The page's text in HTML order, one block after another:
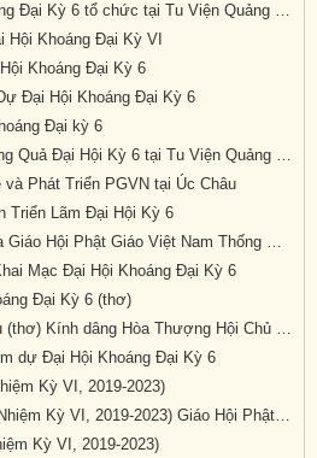
Băng Rôn Đại Hội Khoáng Đại Kỳ 6 tổ chức tại Tu Viện Quảng Đức từ ngày 20 đến 22 tháng 9 năm 2019
Khoáng Đại Kỳ VI
Khoáng Đại Kỳ 6
Đại Hội Khoáng Đại Kỳ 6
Đại kỳ 6
Danh Sách Phật Tử Công Quả Đại Hội Kỳ 6 tại Tu Viện Quảng Đức
Phát Triển PGVN tại Úc Châu
Triển Lãm Đại Hội Kỳ 6
Tự Viện Thành Viên của Giáo Hội Phật Giáo Việt Nam Thống Nhất Hải Ngoại tại Úc Đại Lợi- Tân Tây Lan.
Mạc Đại Hội Khoáng Đại Kỳ 6
Đại Kỳ 6 (thơ)
Đuốc Tuệ Nam Bán Cầu (thơ) Kính dâng Hòa Thượng Hội Chủ cùng Chư Tôn Đức và quý Phật tử gần xa đang về dự Đại Hội Kỳ 6 tại Tu Viện Quảng Đức
dự Đại Hội Khoáng Đại Kỳ 6
Kỳ VI, 2019-2023)
Hội Đồng Chứng Minh (Nhiệm Kỳ VI, 2019-2023) Giáo Hội Phật Giáo Việt Nam Thống Nhất Hải Ngoại tại Úc Đại Lợi – Tân Tây Lan
Kỳ VI, 2019-2023)